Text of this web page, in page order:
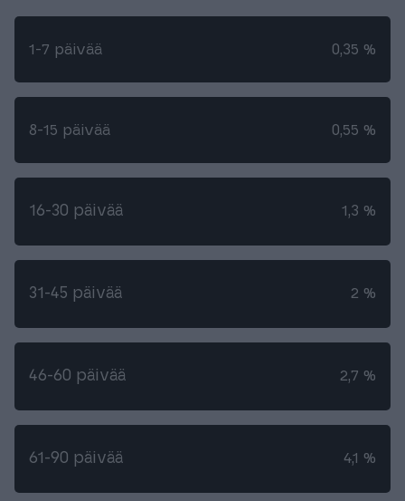
1-7 päivää 0,35 %
8-15 päivää 0,55 %
16-30 päivää 1,3 %
31-45 päivää 2 %
46-60 päivää 2,7 %
61-90 päivää 4,1 %